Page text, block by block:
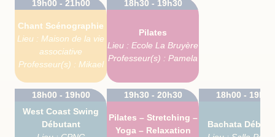
19h00 - 21h00
Chant Scénographie
Lieu : Maison de la vie
associative
Professeur(s) : Mikael
18h30 - 19h30
Pilates
Lieu : Ecole La Bruyère
Professeur(s) : Pamela
18h00 - 19h00
West Coast Swing
Débutant
19h30 - 20h30
Pilates – Stretching –
Yoga – Relaxation
18h00 - 19h00
Bachata